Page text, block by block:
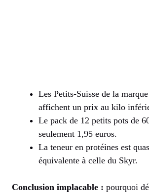
Les Petits-Suisse de la
affichent un prix au kilo
Le pack de 12 petits pots de
seulement 1,95 euros.
La teneur en protéines est
équivalente à celle du Skyr.
Conclusion implacable : pourquoi